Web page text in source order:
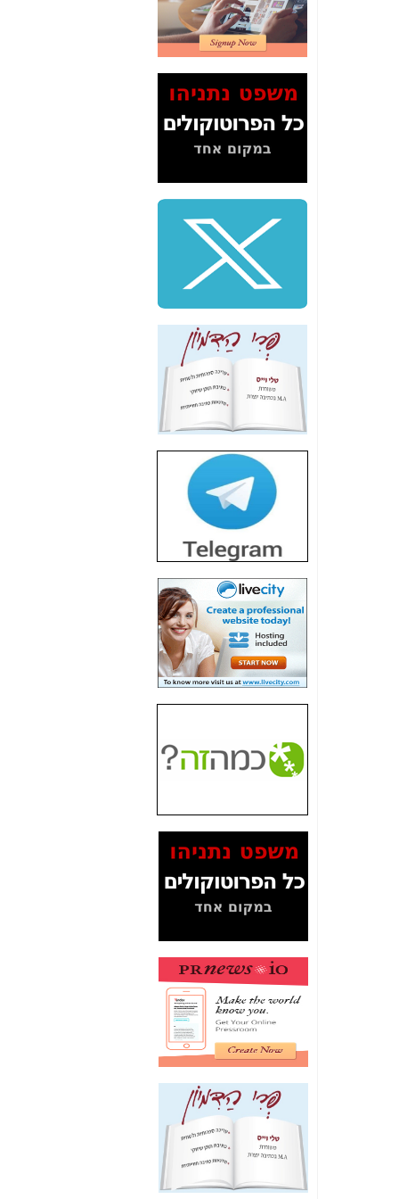
2" על תעלולי השר
משה כחלון -כאן
הסלולר" ואיך מסרסים
את הנתונים לציבור -
כאן
סיכום ביקור בסיליקון
שלמה פילבר (עד
לאחרונה מנכ"ל משרד
התקשורת) - עד
מדינה? הצחקתם
"יש אפליה בחקירה"?
חשיפה: למה השר
משה כחלון לא נחקר
עד היום? -
כאן
הדומה לזו של "תיק
4000" אך בתחום
הסלולר -
חשיפת מה שלא
רוצים שתדעו בעניין
פריסת אנלימיטד
(בניחוח בלתי נסבל) -
כאן
חשיפה: איוב קרא
אישר לקבוצת סלקום
בדיוק מה שביבי אישר
כאן
האם השר איוב קרא
היה צריך בכלל לחתום
על האישור, שנתן
האם ביבי וקרא קבלו
בכלל תמורה עבור
המסמכים בנושא בזק-
Yes (תיק 4000)
לאיש הלא נכון! -כאן
עובדות ומסמכים
האם ביבי כשר
תקשורת עזר לקב'
בזק? -כאן
מה מקור ה-Fake
News שהביא לתפירת
תיק לביבי והעלמת
החשודים הנכונים -כאן
אחת הרגליים של "תיק
4000 התפור"
התמוטטה היום
בניצחון (כפול) של בזק
כאן
איך כתבות מפנקות